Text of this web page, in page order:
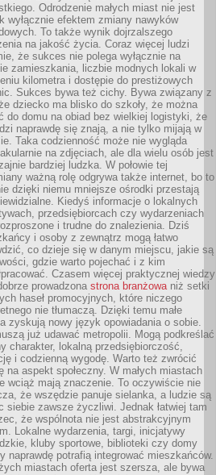
Odrodzenie małych miast nie jest
wyłącznie efektem zmiany nawyków
To także wynik dojrzalszego
na jakość życia. Coraz więcej ludzi
że sukces nie polega wyłącznie na
zamieszkania, liczbie modnych lokali w
kilometra i dostępie do prestiżowych
Sukces bywa też cichy. Bywa związany z
dziecko ma blisko do szkoły, że można
do domu na obiad bez wielkiej logistyki, że
naprawdę się znają, a nie tylko mijają w
Taka codzienność może nie wygląda
na zdjęciach, ale dla wielu osób jest
bardziej ludzka. W połowie tej
ważną rolę odgrywa także internet, bo to
dzięki niemu mniejsze ośrodki przestają
Kiedyś informacje o lokalnych
przedsiębiorcach czy wydarzeniach
i trudne do znalezienia. Dziś
i osoby z zewnątrz mogą łatwo
co dzieje się w danym miejscu, jakie są
gdzie warto pojechać i z kim
Czasem więcej praktycznej wiedzy
prowadzona strona branżowaniż setki
haseł promocyjnych, które niczego
nie tłumaczą. Dzięki temu małe
zyskują nowy język opowiadania o sobie.
już udawać metropolii. Mogą podkreślać
charakter, lokalną przedsiębiorczość,
i codzienną wygodę. Warto też zwrócić
na aspekt społeczny. W małych miastach
wciąż mają znaczenie. To oczywiście nie
że wszędzie panuje sielanka, a ludzie są
siebie zawsze życzliwi. Jednak łatwiej tam
że wspólnota nie jest abstrakcyjnym
Lokalne wydarzenia, targi, inicjatywy
kluby sportowe, biblioteki czy domy
naprawdę potrafią integrować mieszkańców.
miastach oferta jest szersza, ale bywa